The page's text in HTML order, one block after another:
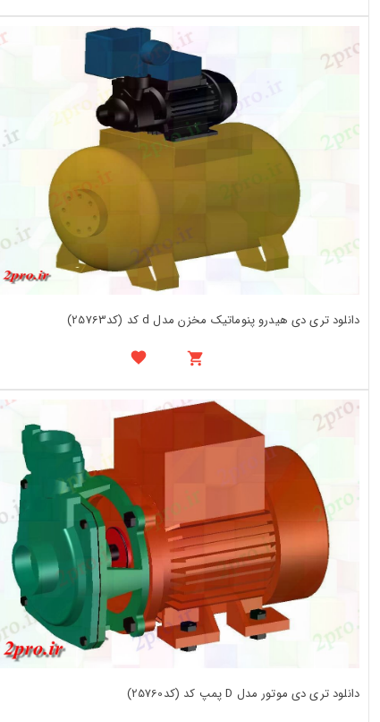
دانلود تری دی هیدرو پنوماتیک مخزن مدل d کد (کد25763)
دانلود تری دی موتور مدل D پمپ کد (کد25760)